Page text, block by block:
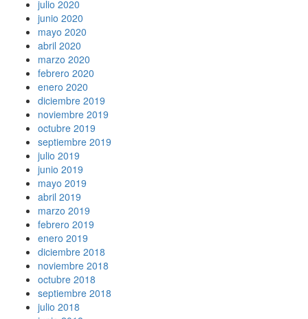
julio 2020
junio 2020
mayo 2020
abril 2020
marzo 2020
febrero 2020
enero 2020
diciembre 2019
noviembre 2019
octubre 2019
septiembre 2019
julio 2019
junio 2019
mayo 2019
abril 2019
marzo 2019
febrero 2019
enero 2019
diciembre 2018
noviembre 2018
octubre 2018
septiembre 2018
julio 2018